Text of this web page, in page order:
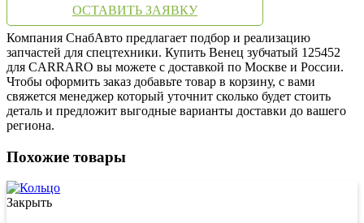
ОСТАВИТЬ ЗАЯВКУ
Компания СнабАвто предлагает подбор и реализацию
запчастей для спецтехники. Купить Венец зубчатый 125452
для CARRARO вы можете с доставкой по Москве и России.
Чтобы оформить заказ добавьте товар в корзину, с вами
свяжется менеджер который уточнит сколько будет стоить
деталь и предложит выгодные варианты доставки до вашего
региона.
Похожие товары
Закрыть